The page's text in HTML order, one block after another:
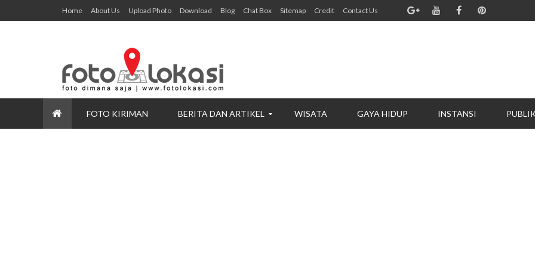
Home About Us Upload Photo Download Blog Chat Box Sitemap Credit Contact Us
FOTO KIRIMAN BERITA DAN ARTIKEL WISATA GAYA HIDUP INSTANSI